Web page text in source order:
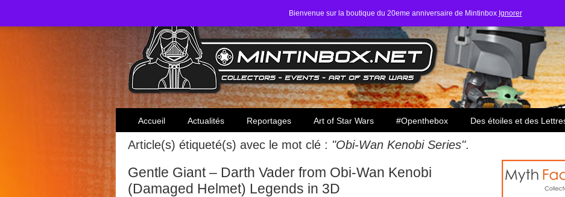
Bienvenue sur la boutique du 20eme anniversaire de Mintinbox Ignorer
Toute l'actualité des collectionneurs Star Wars
Accueil Actualités Reportages Art of Star Wars #Openthebox Des étoiles et des
Article(s) étiqueté(s) avec le mot clé : "Obi-Wan Kenobi Series".
Gentle Giant – Darth Vader from Obi-Wan Kenobi
(Damaged Helmet) Legends in 3D